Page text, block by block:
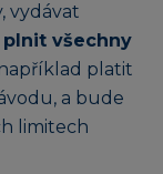
vydávat
plnit všechny
platit
a bude
limitech